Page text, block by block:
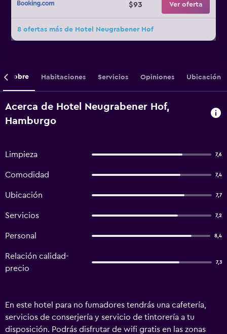
$93 Ver oferta
8 ofertas más de Hotel Neugrabener Hof
Sobre Habitaciones Servicios Opiniones Ubicación
Acerca de Hotel Neugrabener Hof,
Hamburgo
Limpieza 7,6
Comodidad 7,4
Ubicación 7,7
Servicios 7,2
Personal 8,4
Relación calidad-
precio
7,3
En este hotel para no fumadores tendrás una cafetería,
servicios de conserjería y servicio de tintorería a tu
disposición. Podrás disfrutar de wifi gratis en las zonas